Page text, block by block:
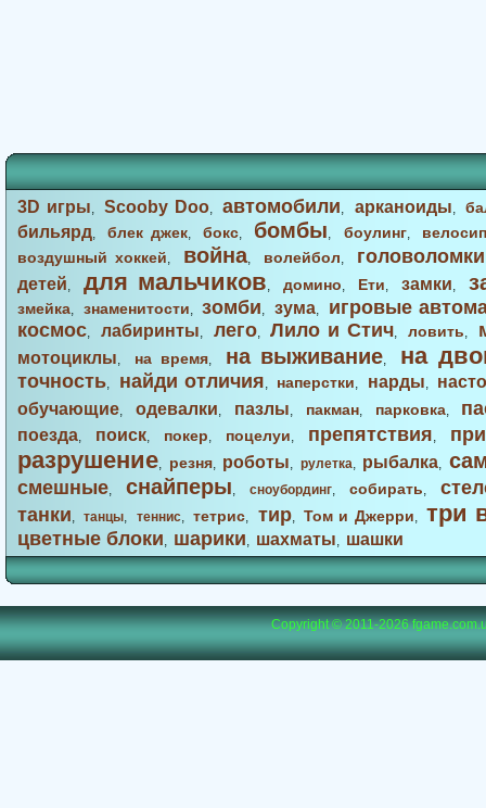
3D игры,Scooby Doo,автомобили, арканоиды,
бильярд,блек джек,бокс, бомбы, боулинг,
воздушный хоккей, война, волейбол, головоломки
детей, для мальчиков, домино, Ети, замки,
змейка, знаменитости,зомби, зума,
игровые
космос, лабиринты, лего,Лило и Стич,ловить,
мотоциклы, на время, на выживание, на
точность, найди отличия, наперстки, нарды,
обучающие, одевалки, пазлы, пакман, парковка,
поезда, поиск, покер, поцелуи, препятствия,
разрушение, резня, роботы, рулетка, рыбалка,
смешные, снайперы, сноубординг, собирать,
танки,танцы, теннис,тетрис, тир,Том и Джерри, три
цветные блоки, шарики, шахматы, шашки
Copyright © 2011-2026